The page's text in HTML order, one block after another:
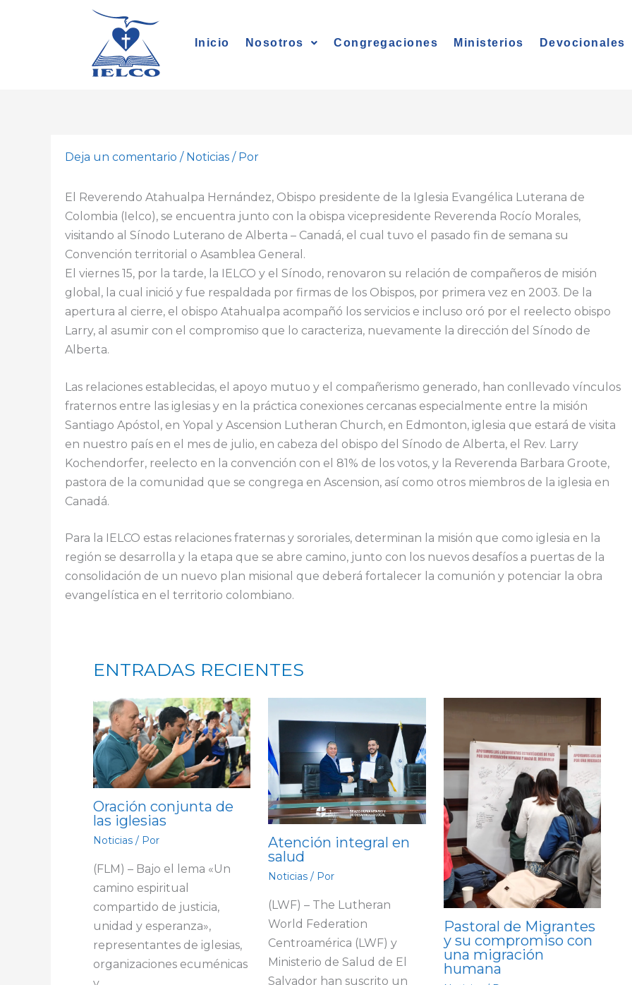
Inicio Nosotros Congregaciones Ministerios Devocionales
Deja un comentario / Noticias / Por
El Reverendo Atahualpa Hernández, Obispo presidente de la Iglesia Evangélica Luterana de
Colombia (Ielco), se encuentra junto con la obispa vicepresidente Reverenda Rocío Morales,
visitando al Sínodo Luterano de Alberta – Canadá, el cual tuvo el pasado fin de semana su
Convención territorial o Asamblea General.
El viernes 15, por la tarde, la IELCO y el Sínodo, renovaron su relación de compañeros de misión
global, la cual inició y fue respaldada por firmas de los Obispos, por primera vez en 2003. De la
apertura al cierre, el obispo Atahualpa acompañó los servicios e incluso oró por el reelecto obispo
Larry, al asumir con el compromiso que lo caracteriza, nuevamente la dirección del Sínodo de
Alberta.
Las relaciones establecidas, el apoyo mutuo y el compañerismo generado, han conllevado vínculos
fraternos entre las iglesias y en la práctica conexiones cercanas especialmente entre la misión
Santiago Apóstol, en Yopal y Ascension Lutheran Church, en Edmonton, iglesia que estará de visita
en nuestro país en el mes de julio, en cabeza del obispo del Sínodo de Alberta, el Rev. Larry
Kochendorfer, reelecto en la convención con el 81% de los votos, y la Reverenda Barbara Groote,
pastora de la comunidad que se congrega en Ascension, así como otros miembros de la iglesia en
Canadá.
Para la IELCO estas relaciones fraternas y sororiales, determinan la misión que como iglesia en la
región se desarrolla y la etapa que se abre camino, junto con los nuevos desafíos a puertas de la
consolidación de un nuevo plan misional que deberá fortalecer la comunión y potenciar la obra
evangelística en el territorio colombiano.
ENTRADAS RECIENTES
Oración conjunta de
las iglesias
Noticias / Por
(FLM) – Bajo el lema «Un
camino espiritual
compartido de justicia,
unidad y esperanza»,
representantes de iglesias,
organizaciones ecuménicas
Atención integral en
salud
Noticias / Por
(LWF) – The Lutheran
World Federation
Centroamérica (LWF) y
Ministerio de Salud de El
Salvador han suscrito un
Pastoral de Migrantes
y su compromiso con
una migración
humana